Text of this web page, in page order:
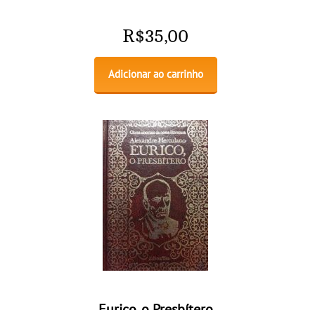
R$35,00
Adicionar ao carrinho